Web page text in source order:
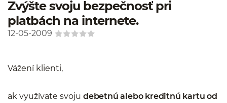
Zvýšte svoju bezpečnosť pri
platbách na internete.
12-05-2009
Vážení klienti,
ak využívate svoju debetnú alebo kreditnú kartu od